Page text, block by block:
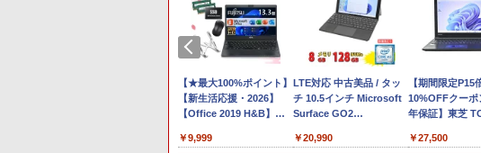
Anker Soundcore P40i
オフホワイト
￥7,990
Anker Soundcore P31i
ブラック
Anker
Liberty 5 ミッド
ブラック
BRUCE WAYNE feat.
Flo Milli, ATL Jacob
[Explicit]
￥250
BRUCE WAYNE feat.
Flo Milli, ATL Jacob
[Explicit]
￥250
On My Road
￥250
by Amazon 天然水 ラ
ベルレス 500ml ×24本
富士山の天然水 バナジ
ウム含有 水 ミネラルウ
静岡県産 500ミリリッ
トル (Smart Basic)
￥1,380
【Amazon.co.jp限定】
い・ろ・は・す 2L PET
ラベルレス ×8本
￥1,112
by Amazon 天
ルレス 2L×9本
￥1,117
薬屋のひとりごと 17巻
(デジタル版ビッグガン
ガンコミックス)
￥770
異世界居酒屋「のぶ」
(22) (角川コミックス・
￥832
ONE PIECE モ
115 (ジャンプコ
スDIGITAL)
【★最大100%ポイント】
【新生活応援・2026】
【Office 2019 H&B】富
3865U/メモ
￥9,999
LTE対応 中古美品 / タッ
チ 10.5インチ Microsoft
Surface GO2
WUXGA/ 第8世代
￥20,990
【期間限定P15
10%OFFクーポ
年保証】東芝
DYNABOOK
￥27,500